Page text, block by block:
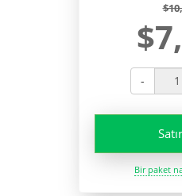
-
Bir paket